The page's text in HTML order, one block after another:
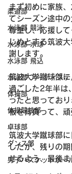
柔道部
水泳部 競泳
水泳部 水球
水泳部 飛込
水泳部 アーティス
体操部
体操競技部
卓球部
ダンス部
男子バスケットボー
まず初めに家族
てシーズン途中
尊重し、応援し
じめとする筑波
謝します。
筑波大学蹴球部
過ごした2年半は
ったと思ってお
板を背負って、頑
筑波大学蹴球部
したが、残りの
せるよう、最後ま